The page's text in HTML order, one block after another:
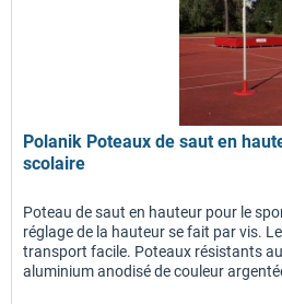
Polanik Poteaux de saut en
scolaire
Poteau de saut en hauteur pour le
réglage de la hauteur se fait par vis.
transport facile. Poteaux résistants
aluminium anodisé de couleur